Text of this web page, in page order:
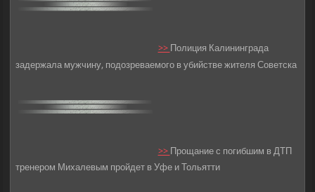
>>Полиция Калининграда
задержала мужчину, подозреваемого в убийстве жителя Советска
>>Прощание с погибшим в ДТП
тренером Михалевым пройдет в Уфе и Тольятти